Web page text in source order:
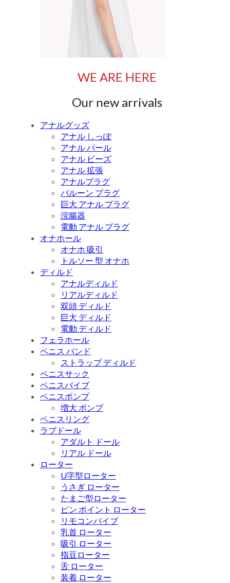
WE ARE HERE
Our new arrivals
アナルグッズ
アナル しっぽ
アナル パール
アナル ビーズ
アナル 拡張
アナルプラグ
バルーン プラグ
巨大 アナル プラグ
浣腸器
電動 アナル プラグ
オナホール
オナホ 吸引
トルソー 型 オナホ
ディルド
アナルディルド
リアルディルド
双頭 ディルド
巨大 ディルド
電動 ディルド
フェラホール
ペニス バンド
ストラップ ディルド
ペニスサック
ペニスバイブ
ペニスポンプ
増大 ポンプ
ペニスリング
ラブドール
アダルト ドール
リアル ドール
ローター
U字型ローター
うさぎ ローター
たまご型ローター
ピン ポイント ローター
リモコンバイブ
乳首 ローター
吸引 ローター
指豆ローター
舌 ローター
装着 ローター